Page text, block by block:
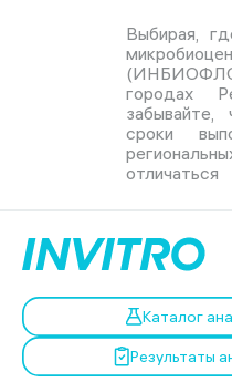
Выбирая,
городах
сроки
отличаться
Каталог
Результаты